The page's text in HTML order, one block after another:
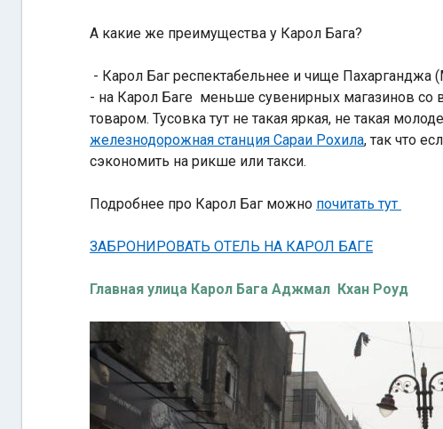
А какие же преимущества у Карол Бага?
- Карол Баг респектабельнее и чище Пахарганджа
- на Карол Баге меньше сувенирных магазинов со
товаром. Тусовка тут не такая яркая, не такая
железнодорожная станция Сараи Рохила, так что
сэкономить на рикше или такси.
Подробнее про Карол Баг можно почитать тут
ЗАБРОНИРОВАТЬ ОТЕЛЬ НА КАРОЛ БАГЕ
Главная улица Карол Бага Аджмал Кхан Роуд